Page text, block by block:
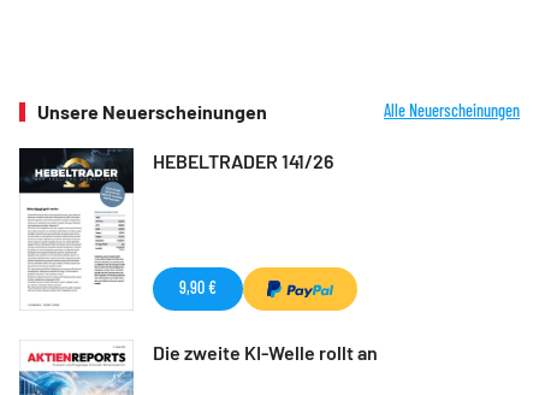
Unsere Neuerscheinungen Alle Neuerscheinungen
HEBELTRADER 141/26
9,90 €
Die zweite KI-Welle rollt an